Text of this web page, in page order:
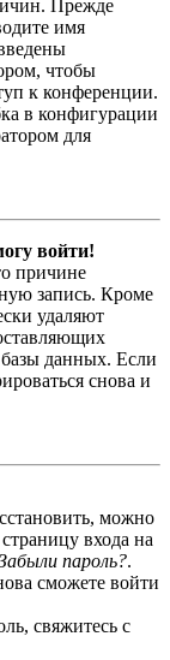
Прежде
имя
чтобы
к конференции.
в конфигурации
для
войти!
причине
запись. Кроме
удаляют
данных. Если
снова и
можно
входа на
пароль?.
сможете войти
свяжитесь с